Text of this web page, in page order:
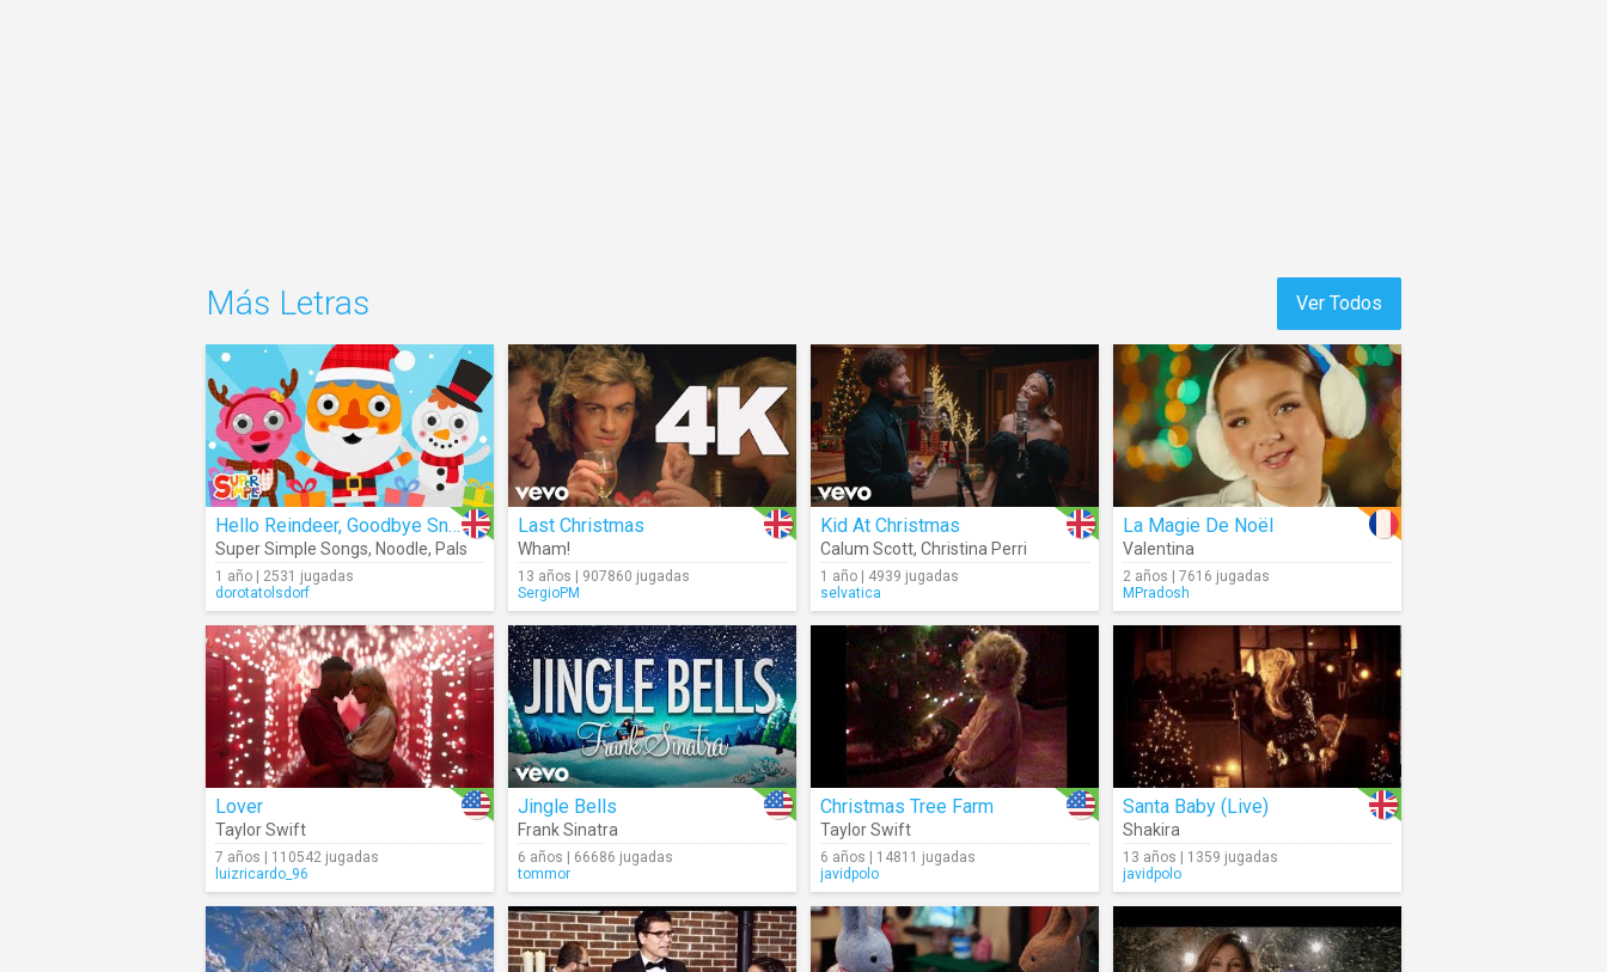
Ver Todos
Más Letras
Hello Reindeer, Goodbye Snowman
Super Simple Songs, Noodle, Pals
1 año | 2531 jugadas
dorotatolsdorf
Last Christmas
Wham!
13 años | 907860 jugadas
SergioPM
Kid At Christmas
Calum Scott, Christina Perri
1 año | 4939 jugadas
selvatica
La Magie De Noël
Valentina
2 años | 7616 jugadas
MPradosh
Lover
Taylor Swift
7 años | 110542 jugadas
luizricardo_96
Jingle Bells
Frank Sinatra
6 años | 66686 jugadas
tommor
Christmas Tree Farm
Taylor Swift
6 años | 14811 jugadas
javidpolo
Santa Baby (Live)
Shakira
13 años | 1359 jugadas
javidpolo